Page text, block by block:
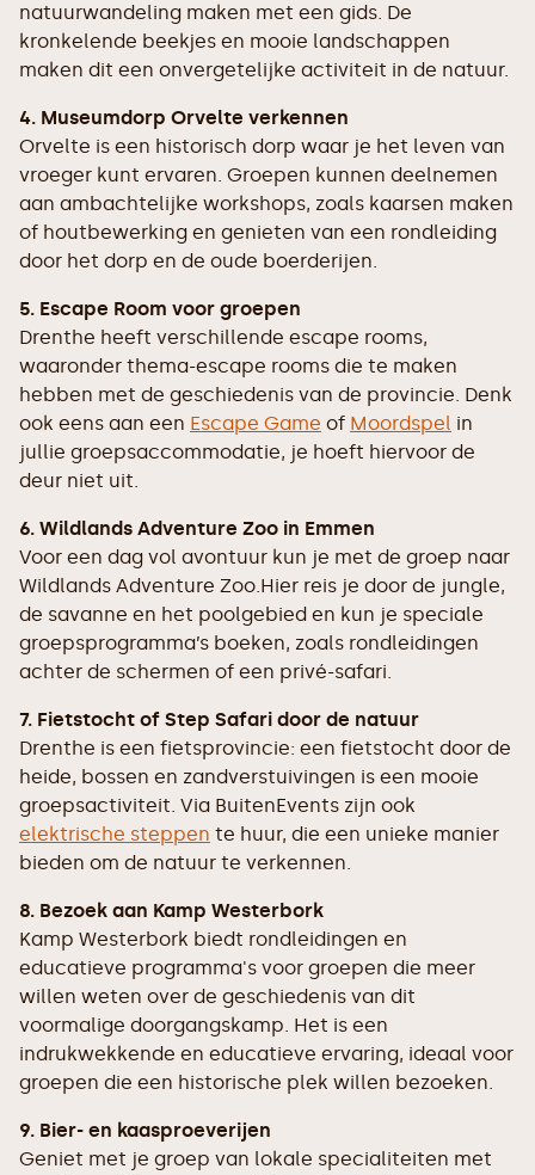
natuurwandeling maken met een gids. De
kronkelende beekjes en mooie landschappen
maken dit een onvergetelijke activiteit in de natuur.
4. Museumdorp Orvelte verkennen
Orvelte is een historisch dorp waar je het leven van
vroeger kunt ervaren. Groepen kunnen deelnemen
aan ambachtelijke workshops, zoals kaarsen maken
of houtbewerking en genieten van een rondleiding
door het dorp en de oude boerderijen.
5. Escape Room voor groepen
Drenthe heeft verschillende escape rooms,
waaronder thema-escape rooms die te maken
hebben met de geschiedenis van de provincie. Denk
ook eens aan een Escape Game of Moordspel in
jullie groepsaccommodatie, je hoeft hiervoor de
deur niet uit.
6. Wildlands Adventure Zoo in Emmen
Voor een dag vol avontuur kun je met de groep naar
Wildlands Adventure Zoo.Hier reis je door de jungle,
de savanne en het poolgebied en kun je speciale
groepsprogramma’s boeken, zoals rondleidingen
achter de schermen of een privé-safari.
7. Fietstocht of Step Safari door de natuur
Drenthe is een fietsprovincie: een fietstocht door de
heide, bossen en zandverstuivingen is een mooie
groepsactiviteit. Via BuitenEvents zijn ook
elektrische steppen te huur, die een unieke manier
bieden om de natuur te verkennen.
8. Bezoek aan Kamp Westerbork
Kamp Westerbork biedt rondleidingen en
educatieve programma's voor groepen die meer
willen weten over de geschiedenis van dit
voormalige doorgangskamp. Het is een
indrukwekkende en educatieve ervaring, ideaal voor
groepen die een historische plek willen bezoeken.
9. Bier- en kaasproeverijen
Geniet met je groep van lokale specialiteiten met